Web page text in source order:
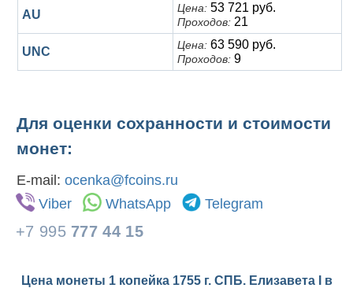
AU Цена: 53 721 руб.
Проходов: 21
UNC Цена: 63 590 руб.
Проходов: 9
Для оценки сохранности и стоимости
монет:
E-mail: ocenka@fcoins.ru
Viber
WhatsApp Telegram
+7 995 777 44 15
Цена монеты 1 копейка 1755 г. СПБ. Елизавета I в